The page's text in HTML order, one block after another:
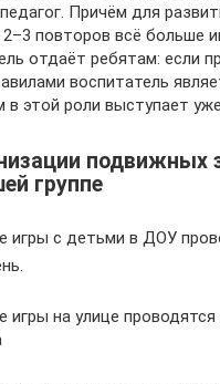
Причём для
повторов всё больше
отдаёт ребятам: если
воспитатель
этой роли выступает
подвижных
группе
игры с детьми в ДОУ
игры на улице